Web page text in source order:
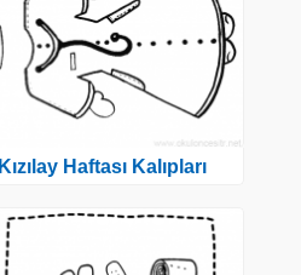
Kızılay Haftası Kalıpları